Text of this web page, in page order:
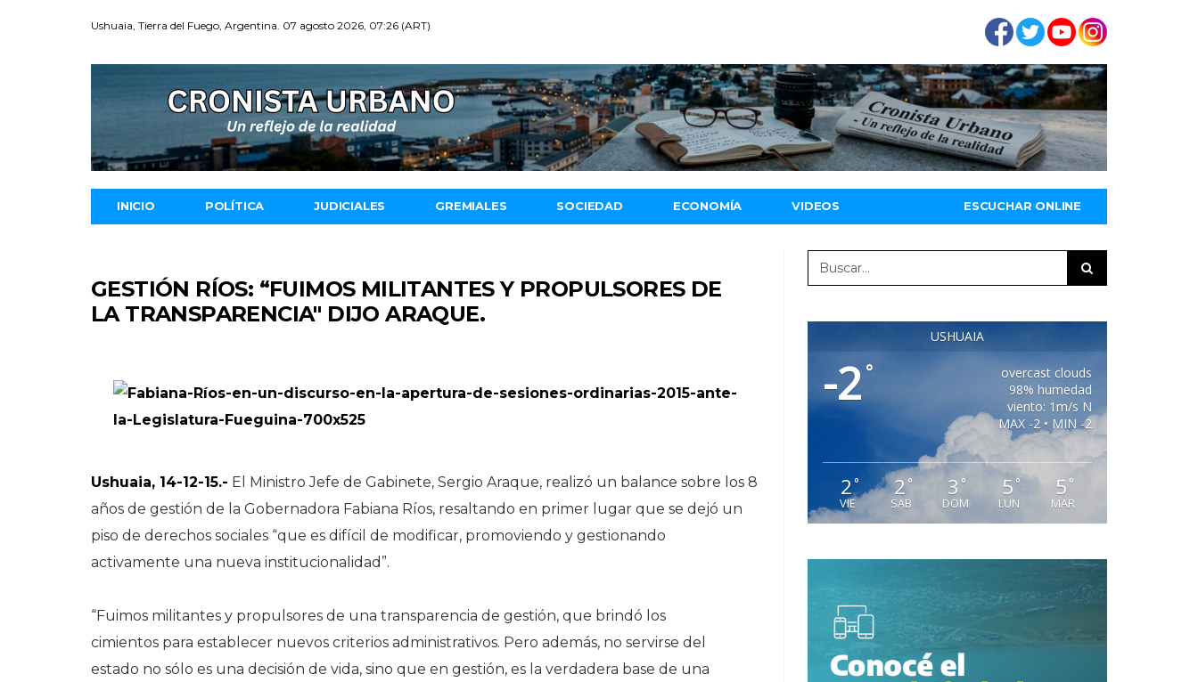
Ushuaia, Tierra del Fuego, Argentina. 07 agosto 2026, 07:26 (ART)
INICIO POLÍTICA JUDICIALES GREMIALES SOCIEDAD ECONOMÍA VIDEOS ESCUCHAR ONLINE
GESTIÓN RÍOS: “FUIMOS MILITANTES Y PROPULSORES DE
LA TRANSPARENCIA" DIJO ARAQUE.
Ushuaia, 14-12-15.- El Ministro Jefe de Gabinete, Sergio Araque, realizó un balance sobre los 8
años de gestión de la Gobernadora Fabiana Ríos, resaltando en primer lugar que se dejó un
piso de derechos sociales “que es difícil de modificar, promoviendo y gestionando
activamente una nueva institucionalidad”.
“Fuimos militantes y propulsores de una transparencia de gestión, que brindó los
cimientos para establecer nuevos criterios administrativos. Pero además, no servirse del
estado no sólo es una decisión de vida, sino que en gestión, es la verdadera base de una
USHUAIA
-2°
overcast clouds
98% humedad
viento: 1m/s N
MAX -2 • MIN -2
2°
VIE
2 °
SAB
3 °
DOM
5 °
LUN
5 °
MAR